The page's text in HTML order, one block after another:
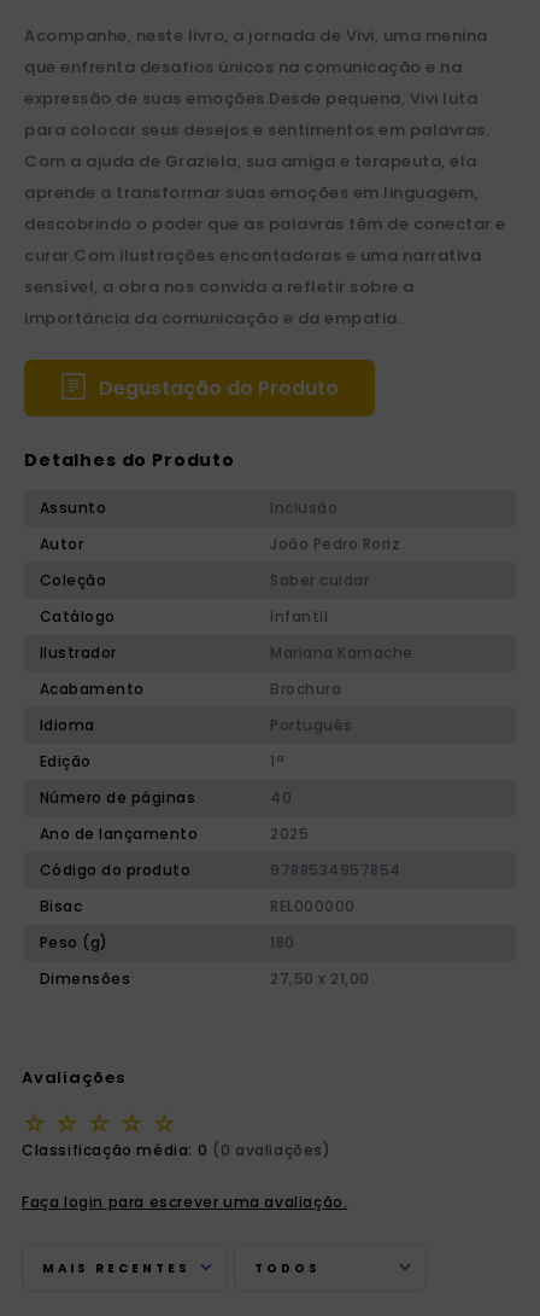
Acompanhe, neste livro, a jornada de Vivi, uma menina
que enfrenta desafios únicos na comunicação e na
expressão de suas emoções.Desde pequena, Vivi luta
para colocar seus desejos e sentimentos em palavras.
Com a ajuda de Graziela, sua amiga e terapeuta, ela
aprende a transformar suas emoções em linguagem,
descobrindo o poder que as palavras têm de conectar e
curar.Com ilustrações encantadoras e uma narrativa
sensível, a obra nos convida a refletir sobre a
importância da comunicação e da empatia.
Degustação do Produto
Detalhes do Produto
Assunto
Inclusão
Autor
João Pedro Roriz
Coleção
Saber cuidar
Catálogo
Infantil
Ilustrador
Mariana Kamache
Acabamento
Brochura
Idioma
Português
Edição
1ª
Número de páginas
40
Ano de lançamento
2025
Código do produto
9788534957854
Bisac
REL000000
Peso (g)
180
Dimensões
27,50 x 21,00
Avaliações
☆ ☆ ☆ ☆ ☆
Classificação média: 0 (0 avaliações)
Faça login para escrever uma avaliação.
MAIS RECENTES TODOS